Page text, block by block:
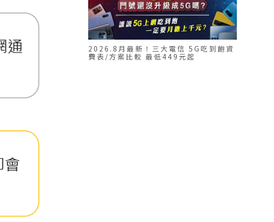
2026.8月最新！三大電信 5G吃到飽資
費表/方案比較 最低449元起